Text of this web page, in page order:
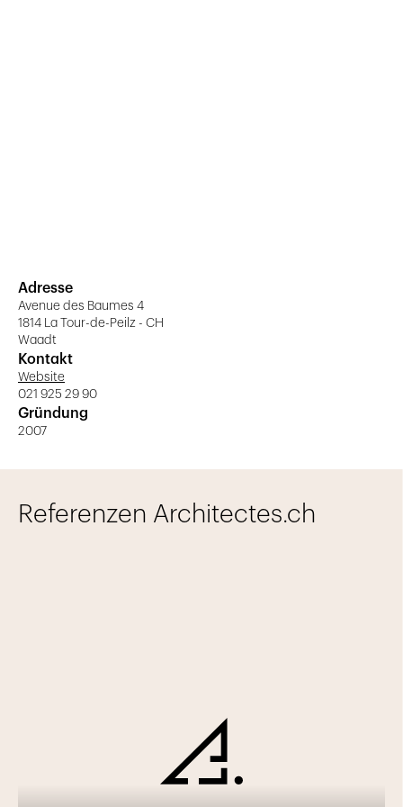
Adresse
Avenue des Baumes 4
1814 La Tour-de-Peilz - CH
Waadt
Kontakt
Website
021 925 29 90
Gründung
2007
Referenzen Architectes.ch